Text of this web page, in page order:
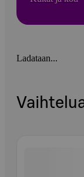
Ladataan...